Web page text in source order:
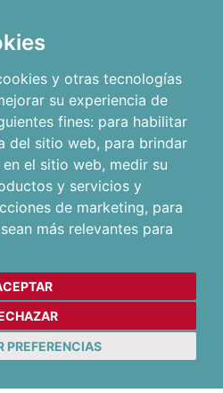
y otras tecnologías
su experiencia de
fines: para habilitar
del sitio web, para brindar
el sitio web, medir su
y servicios y
de marketing, para
más relevantes para
PREFERENCIAS